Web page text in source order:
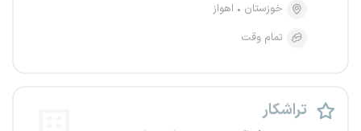
خوزستان
اهواز
تمام وقت
تراشکار